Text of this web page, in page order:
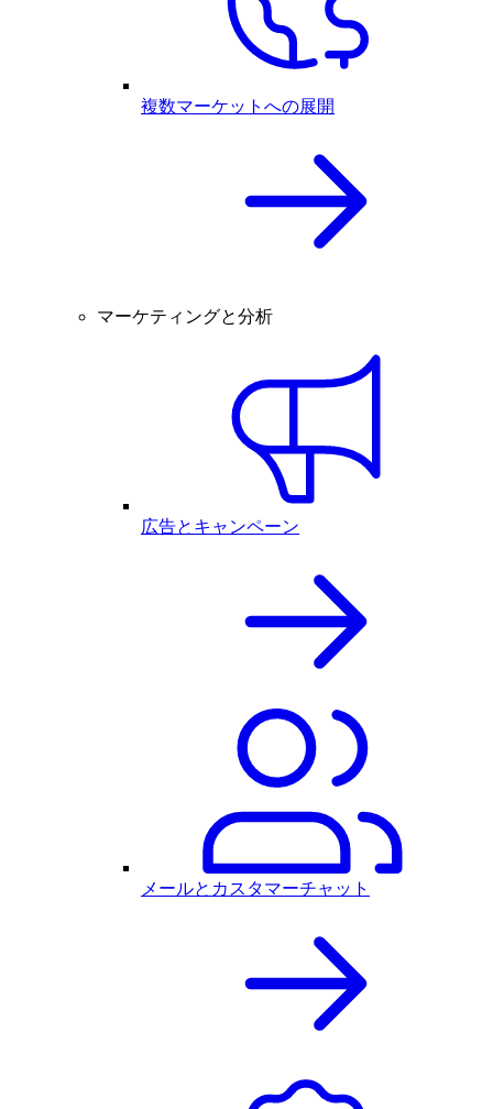
複数マーケットへの展開
マーケティングと分析
広告とキャンペーン
メールとカスタマーチャット